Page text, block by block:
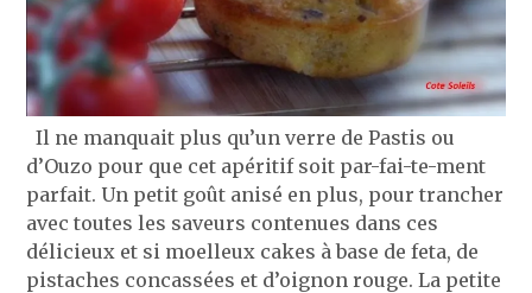
Il ne manquait plus qu’un verre de Pastis ou
d’Ouzo pour que cet apéritif soit par-fai-te-ment
parfait. Un petit goût anisé en plus, pour trancher
avec toutes les saveurs contenues dans ces
délicieux et si moelleux cakes à base de feta, de
pistaches concassées et d’oignon rouge. La petite